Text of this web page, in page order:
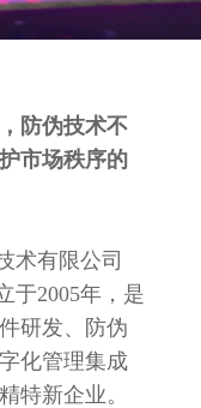
防伪技术不
市场秩序的
术有限公司
于2005年，是
研发、防伪
化管理集成
特新企业。